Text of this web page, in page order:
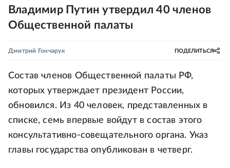
Владимир Путин утвердил 40 членов
Общественной палаты
Дмитрий Гончарук ПОДЕЛИТЬСЯ
Состав членов Общественной палаты РФ,
которых утверждает президент России,
обновился. Из 40 человек, представленных в
списке, семь впервые войдут в состав этого
консультативно-совещательного органа. Указ
главы государства опубликован в четверг.